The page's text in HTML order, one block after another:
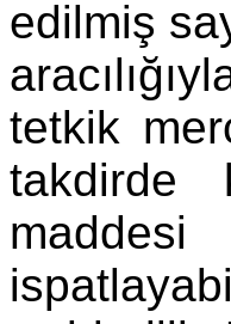
edilmiş
tetkik
takdirde